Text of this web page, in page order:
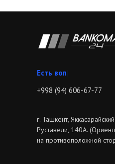
г. Ташкент,
Руставели, 140А.
на противоположной
Звон |
+998 (94) 606-67-77